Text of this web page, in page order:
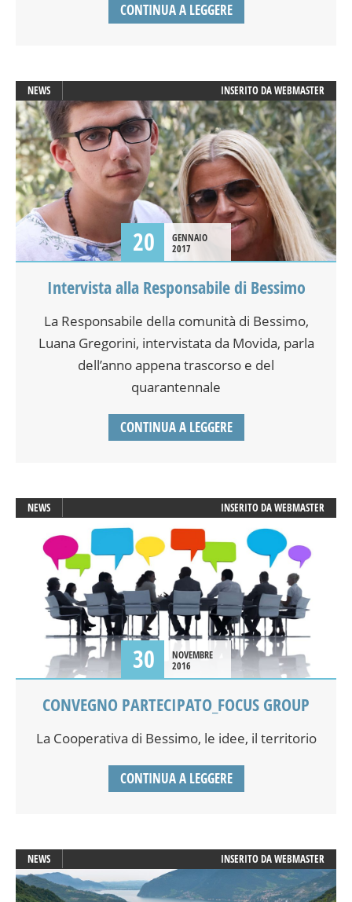
CONTINUA A LEGGERE
NEWS INSERITO DAWEBMASTER
20
GENNAIO
2017
Intervista alla Responsabile di Bessimo
La Responsabile della comunità di Bessimo,
Luana Gregorini, intervistata da Movida, parla
dell’anno appena trascorso e del
quarantennale
CONTINUA A LEGGERE
NEWS INSERITO DAWEBMASTER
30
NOVEMBRE
2016
CONVEGNO PARTECIPATO_FOCUS GROUP
La Cooperativa di Bessimo, le idee, il territorio
CONTINUA A LEGGERE
NEWS INSERITO DAWEBMASTER